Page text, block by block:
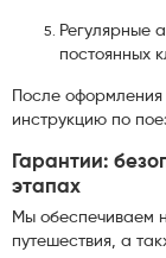
Регулярные
постоянных
После
инструкцию по
Гарантии:
этапах
Мы обеспечиваем
путешествия, а